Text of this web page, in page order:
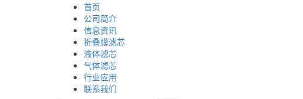
首页
公司简介
信息资讯
折叠膜滤芯
液体滤芯
气体滤芯
行业应用
联系我们